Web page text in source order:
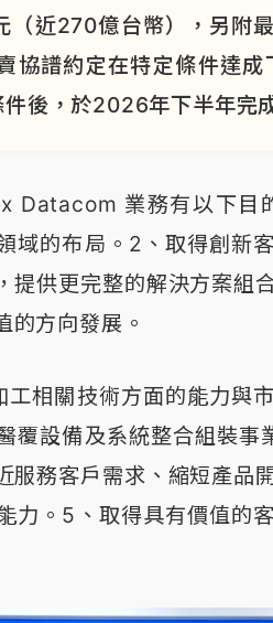
近270億台幣），另附
協譜約定在特定條件達成
後，於2026年下半年完
Datacom 業務有以下目
域的布局。2、取得創新
提供更完整的解決方案組
的方向發展。
相關技術方面的能力與
覆設備及系統整合組裝事
服務客戶需求、縮短產品
力。5、取得具有價值的